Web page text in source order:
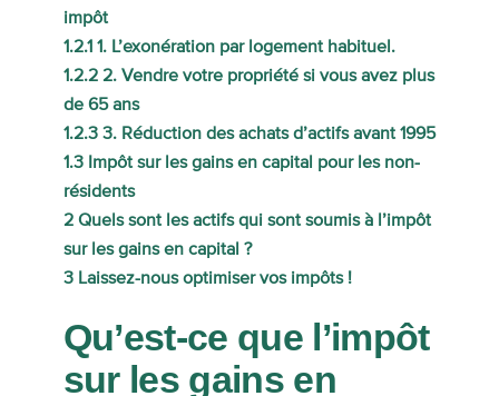
impôt
1.2.1 1. L’exonération par logement habituel.
1.2.2 2. Vendre votre propriété si vous avez plus
de 65 ans
1.2.3 3. Réduction des achats d’actifs avant 1995
1.3 Impôt sur les gains en capital pour les non-
résidents
2 Quels sont les actifs qui sont soumis à l’impôt
sur les gains en capital ?
3 Laissez-nous optimiser vos impôts !
Qu’est-ce que l’impôt
sur les gains en